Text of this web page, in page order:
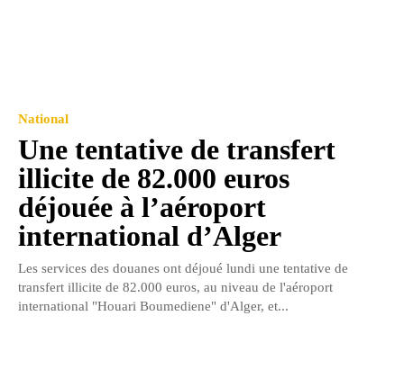
National
Une tentative de transfert
illicite de 82.000 euros
déjouée à l’aéroport
international d’Alger
Les services des douanes ont déjoué lundi une tentative de
transfert illicite de 82.000 euros, au niveau de l'aéroport
international "Houari Boumediene" d'Alger, et...